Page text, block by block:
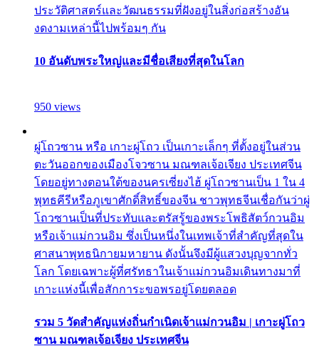
ประวัติศาสตร์และวัฒนธรรมที่ฝังอยู่ในสิ่งก่อสร้างอัน
งดงามเหล่านี้ไปพร้อมๆ กัน
10 อันดับพระใหญ่และมีชื่อเสียงที่สุดในโลก
950 views
ผู่โถวซาน หรือ เกาะผู่โถว เป็นเกาะเล็กๆ ที่ตั้งอยู่ในส่วน
ตะวันออกของเมืองโจวซาน มณฑลเจ้อเจียง ประเทศจีน
โดยอยู่ทางตอนใต้ของนครเซี่ยงไฮ้ ผู่โถวซานเป็น 1 ใน 4
พุทธคีรีหรือภูเขาศักดิ์สิทธิ์ของจีน ชาวพุทธจีนเชื่อกันว่าผู่
โถวซานเป็นที่ประทับและตรัสรู้ของพระโพธิสัตว์กวนอิม
หรือเจ้าแม่กวนอิม ซึ่งเป็นหนึ่งในเทพเจ้าที่สำคัญที่สุดใน
ศาสนาพุทธนิกายมหายาน ดังนั้นจึงมีผู้แสวงบุญจากทั่ว
โลก โดยเฉพาะผู้ที่ศรัทธาในเจ้าแม่กวนอิมเดินทางมาที่
เกาะแห่งนี้เพื่อสักการะขอพรอยู่โดยตลอด
รวม 5 วัดสำคัญแห่งถิ่นกำเนิดเจ้าแม่กวนอิม | เกาะผู่โถว
ซาน มณฑลเจ้อเจียง ประเทศจีน